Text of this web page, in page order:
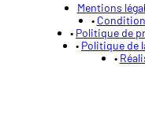
Mentions
Politique de
Politique de